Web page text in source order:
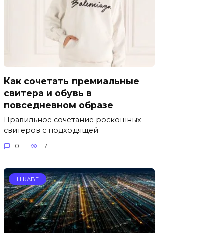
Как сочетать премиальные
свитера и обувь в
повседневном образе
Правильное сочетание роскошных
свитеров с подходящей
0 17
ЦІКАВЕ